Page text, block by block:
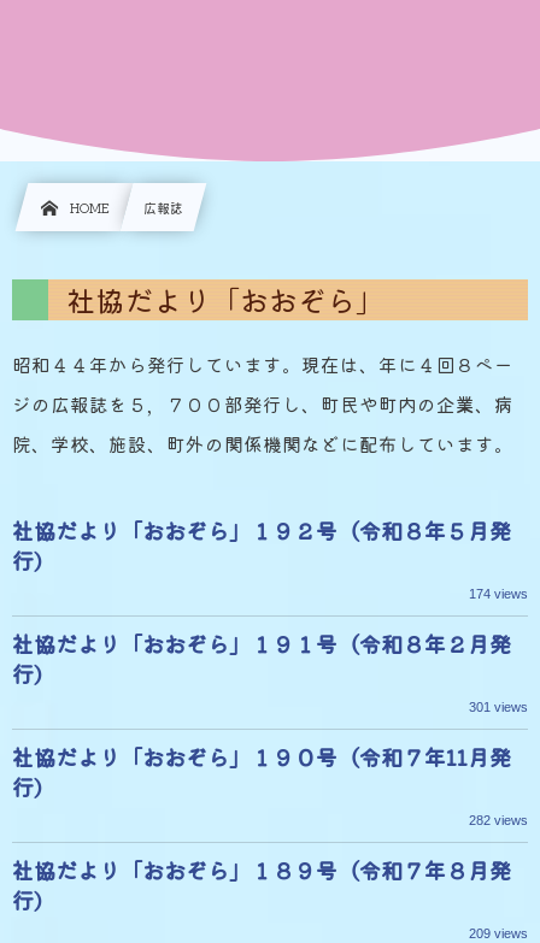
HOME 広報誌
社協だより「おおぞら」
昭和４４年から発行しています。現在は、年に４回８ペー
ジの広報誌を５，７００部発行し、町民や町内の企業、病
院、学校、施設、町外の関係機関などに配布しています。
社協だより「おおぞら」１９２号（令和８年５月発
行)
174 views
社協だより「おおぞら」１９１号（令和８年２月発
行)
301 views
社協だより「おおぞら」１９０号（令和７年11月発
行)
282 views
社協だより「おおぞら」１８９号（令和７年８月発
行)
209 views